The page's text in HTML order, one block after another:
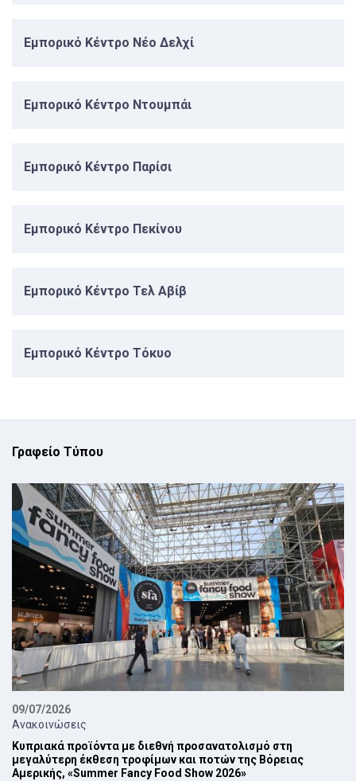
Εμπορικό Κέντρο Νέο Δελχί
Εμπορικό Κέντρο Ντουμπάι
Εμπορικό Κέντρο Παρίσι
Εμπορικό Κέντρο Πεκίνου
Εμπορικό Κέντρο Τελ Αβίβ
Εμπορικό Κέντρο Τόκυο
Γραφείο Τύπου
09/07/2026
Ανακοινώσεις
Κυπριακά προϊόντα με διεθνή προσανατολισμό στη
μεγαλύτερη έκθεση τροφίμων και ποτών της Βόρειας
Αμερικής, «Summer Fancy Food Show 2026»